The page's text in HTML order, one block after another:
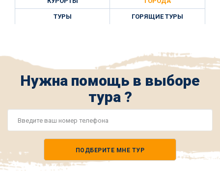
ТУРЫ ГОРЯЩИЕ ТУРЫ
Нужна помощь в выборе
тура ?
ПОДБЕРИТЕ МНЕ ТУР